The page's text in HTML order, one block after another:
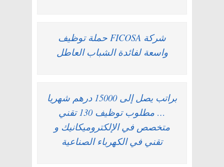
شركة FICOSA حملة توظيف
واسعة لفائدة الشباب العاطل
براتب يصل إلى 15000 درهم شهريا
… مطلوب توظيف 130 تقني
متخصص في الإلكتروميكانيك و
تقني في الكهرباء الصناعية